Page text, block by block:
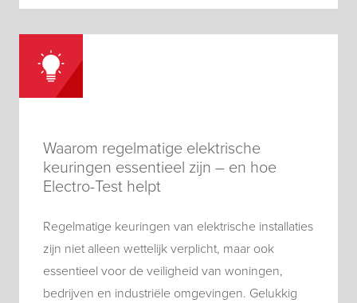
Waarom regelmatige elektrische
keuringen essentieel zijn – en hoe
Electro-Test helpt
Regelmatige keuringen van elektrische installaties
zijn niet alleen wettelijk verplicht, maar ook
essentieel voor de veiligheid van woningen,
bedrijven en industriële omgevingen. Gelukkig